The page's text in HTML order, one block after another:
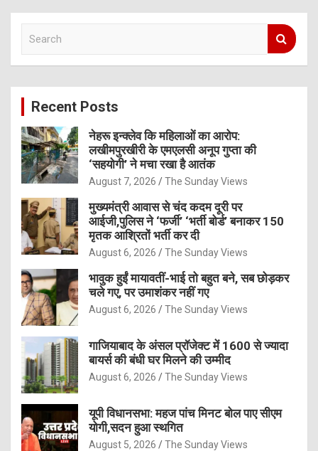
c
Recent Posts
नेहरू इन्क्लेव कि महिलाओं का आरोप:
लखीमपुरखीरी के एमएलसी अनूप गुप्ता की
‘सहयोगी’ ने मचा रखा है आतंक
August 7, 2026 The Sunday Views
मुख्यमंत्री आवास से चंद कदम दूरी पर
आईजी,पुलिस ने ‘फर्जी’ ‘भर्ती बोर्ड’ बनाकर 150
मृतक आश्रितों भर्ती कर दी
August 6, 2026 The Sunday Views
भावुक हुईं मायावतीं-भाई तो बहुत बने, सब छोड़कर
चले गए, पर उमाशंकर नहीं गए
August 6, 2026 The Sunday Views
गाजियाबाद के अंसल प्रॉजेक्ट में 1600 से ज्यादा
बायर्स की बंधी घर मिलने की उम्मीद
August 6, 2026 The Sunday Views
यूपी विधानसभा: महज पांच मिनट बोल पाए सीएम
योगी,सदन हुआ स्थगित
August 5, 2026 The Sunday Views